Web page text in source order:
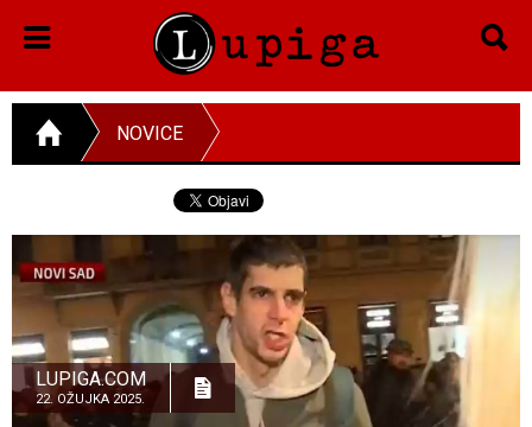
NOVICE
LUPIGA.COM
22. OŽUJKA 2025.